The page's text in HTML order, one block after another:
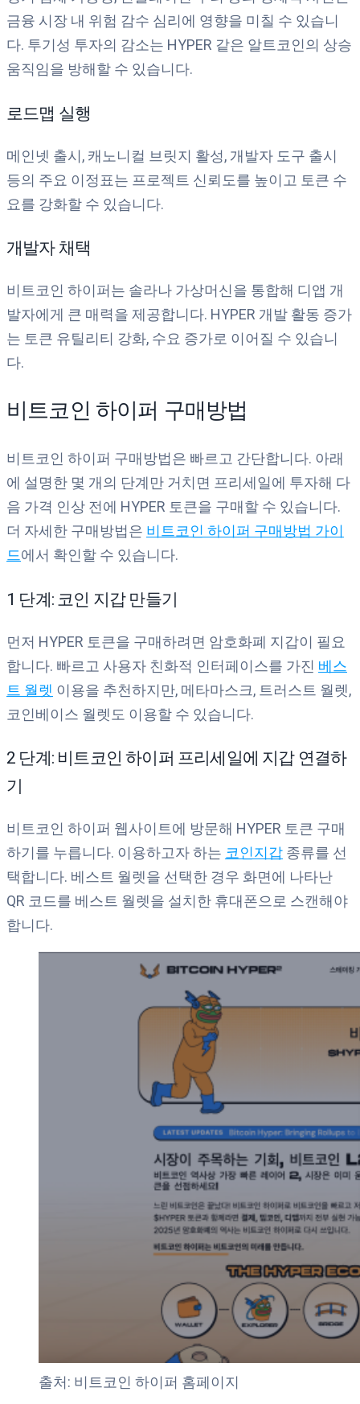
금융 시장 내 위험 감수 심리에 영향을 미칠 수 있습니
다. 투기성 투자의 감소는 HYPER 같은 알트코인의 상승
움직임을 방해할 수 있습니다.
로드맵 실행
메인넷 출시, 캐노니컬 브릿지 활성, 개발자 도구 출시
등의 주요 이정표는 프로젝트 신뢰도를 높이고 토큰 수
요를 강화할 수 있습니다.
개발자 채택
비트코인 하이퍼는 솔라나 가상머신을 통합해 디앱 개
발자에게 큰 매력을 제공합니다. HYPER 개발 활동 증가
는 토큰 유틸리티 강화, 수요 증가로 이어질 수 있습니
다.
비트코인 하이퍼 구매방법
비트코인 하이퍼 구매방법은 빠르고 간단합니다. 아래
에 설명한 몇 개의 단계만 거치면 프리세일에 투자해 다
음 가격 인상 전에 HYPER 토큰을 구매할 수 있습니다.
더 자세한 구매방법은 비트코인 하이퍼 구매방법 가이
드에서 확인할 수 있습니다.
1 단계: 코인 지갑 만들기
먼저 HYPER 토큰을 구매하려면 암호화폐 지갑이 필요
합니다. 빠르고 사용자 친화적 인터페이스를 가진 베스
트 월렛 이용을 추천하지만, 메타마스크, 트러스트 월렛,
코인베이스 월렛도 이용할 수 있습니다.
2 단계: 비트코인 하이퍼 프리세일에 지갑 연결하
기
비트코인 하이퍼 웹사이트에 방문해 HYPER 토큰 구매
하기를 누릅니다. 이용하고자 하는 코인지갑 종류를 선
택합니다. 베스트 월렛을 선택한 경우 화면에 나타난
QR 코드를 베스트 월렛을 설치한 휴대폰으로 스캔해야
합니다.
출처: 비트코인 하이퍼 홈페이지